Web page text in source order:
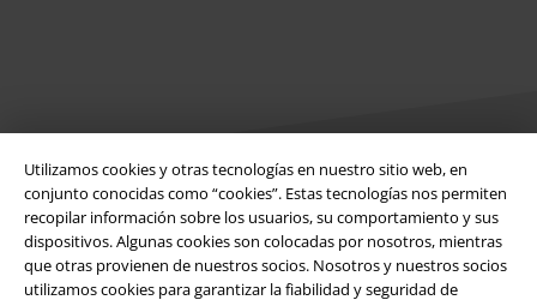
Utilizamos cookies y otras tecnologías en nuestro sitio web, en
conjunto conocidas como “cookies”. Estas tecnologías nos permiten
recopilar información sobre los usuarios, su comportamiento y sus
dispositivos. Algunas cookies son colocadas por nosotros, mientras
que otras provienen de nuestros socios. Nosotros y nuestros socios
utilizamos cookies para garantizar la fiabilidad y seguridad de
Legal
Términos y Condiciones